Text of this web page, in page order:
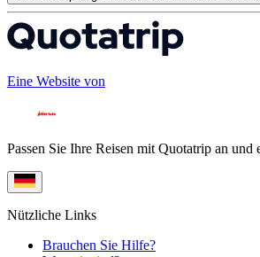
Eine Website von
Passen Sie Ihre Reisen mit Quotatrip an
Nützliche Links
Brauchen Sie Hilfe?